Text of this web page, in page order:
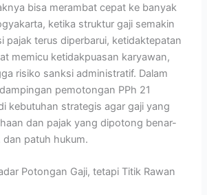
bisa merambat cepat ke banyak
ketika struktur gaji semakin
pajak terus diperbarui, ketidaktepatan
memicu ketidakpuasan karyawan,
risiko sanksi administratif. Dalam
pemotongan PPh 21
kebutuhan strategis agar gaji yang
dan pajak yang dipotong benar-
dan patuh hukum.
Potongan Gaji, tetapi Titik Rawan